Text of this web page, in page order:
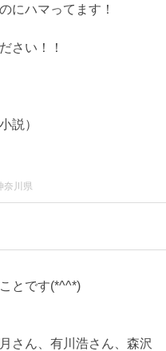
にハマってます！
さい！！
説）
奈川県
とです(*^^*)
さん、有川浩さん、森沢